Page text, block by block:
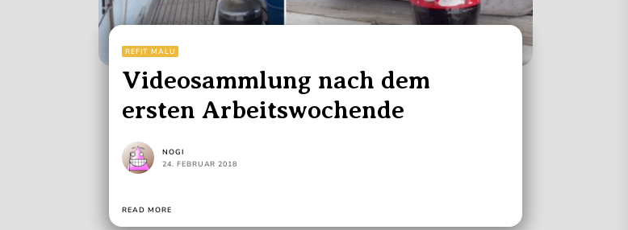
REFIT MALU
Videosammlung nach dem
ersten Arbeitswochende
NOGI
24. FEBRUAR 2018
READ MORE